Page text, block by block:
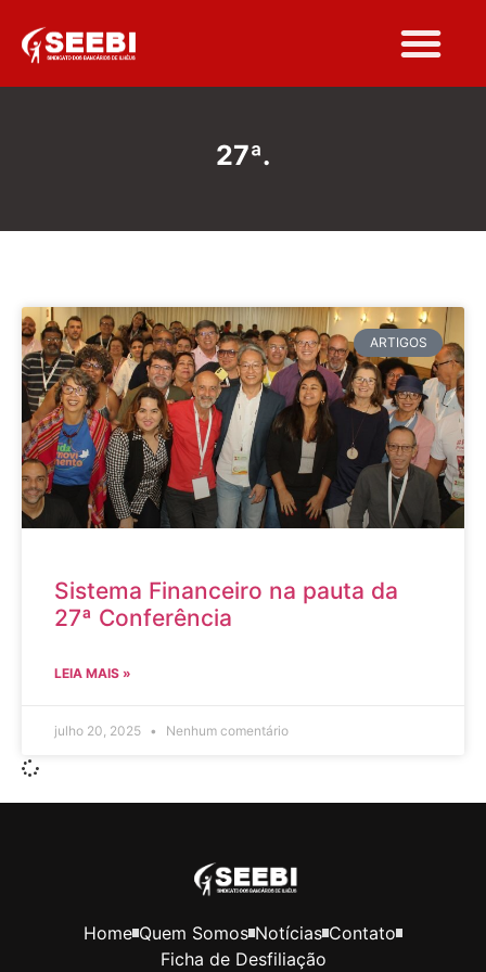
27ª.
ARTIGOS
Sistema Financeiro na pauta da
27ª Conferência
LEIA MAIS »
julho 20, 2025 Nenhum comentário
Home Quem Somos Notícias Contato
Ficha de Desfiliação